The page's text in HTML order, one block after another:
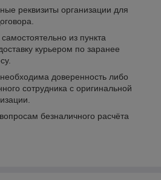
реквизиты организации для
из пункта
курьером по заранее
доверенность либо
сотрудника с оригинальной
безналичного расчёта